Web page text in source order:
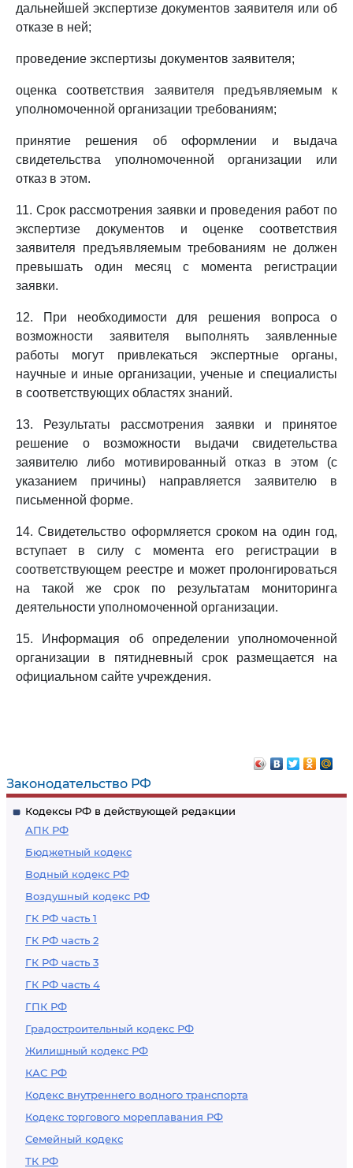
Законодательство РФ
Кодексы РФ в действующей редакции
АПК РФ
Бюджетный кодекс
Водный кодекс РФ
Воздушный кодекс РФ
ГК РФ часть 1
ГК РФ часть 2
ГК РФ часть 3
ГК РФ часть 4
ГПК РФ
Градостроительный кодекс РФ
Жилищный кодекс РФ
КАС РФ
Кодекс внутреннего водного транспорта
Кодекс торгового мореплавания РФ
Семейный кодекс
ТК РФ
дальнейшей экспертизе документов заявителя или об
отказе в ней;
проведение экспертизы документов заявителя;
оценка соответствия заявителя предъявляемым к
уполномоченной организации требованиям;
принятие решения об оформлении и выдача
свидетельства уполномоченной организации или
отказ в этом.
11. Срок рассмотрения заявки и проведения работ по
экспертизе документов и оценке соответствия
заявителя предъявляемым требованиям не должен
превышать один месяц с момента регистрации
заявки.
12. При необходимости для решения вопроса о
возможности заявителя выполнять заявленные
работы могут привлекаться экспертные органы,
научные и иные организации, ученые и специалисты
в соответствующих областях знаний.
13. Результаты рассмотрения заявки и принятое
решение о возможности выдачи свидетельства
заявителю либо мотивированный отказ в этом (с
указанием причины) направляется заявителю в
письменной форме.
14. Свидетельство оформляется сроком на один год,
вступает в силу с момента его регистрации в
соответствующем реестре и может пролонгироваться
на такой же срок по результатам мониторинга
деятельности уполномоченной организации.
15. Информация об определении уполномоченной
организации в пятидневный срок размещается на
официальном сайте учреждения.